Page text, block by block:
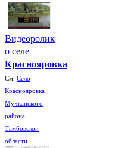
Видеоролик
о селе
Краснояровка
См. Село
Краснояровка
Мучкапского
района
Тамбовской
области